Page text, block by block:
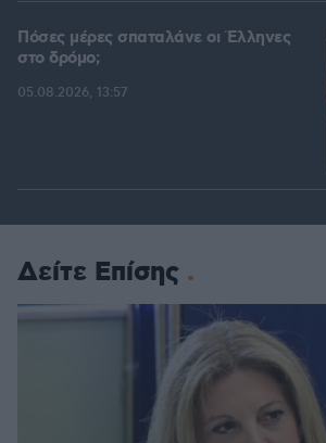
Πόσες μέρες σπαταλάνε οι Έλληνες
στο δρόμο;
05.08.2026, 13:57
Δείτε Επίσης